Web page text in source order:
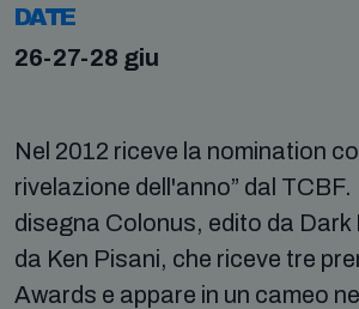
DATE
26-27-28 giu
Nel 2012 riceve la nomination
rivelazione dell'anno” dal TCBF.
disegna Colonus, edito da
da Ken Pisani, che riceve tre
Awards e appare in un cameo